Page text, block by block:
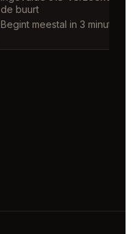
de buurt
Begint meestal in 3 minutes